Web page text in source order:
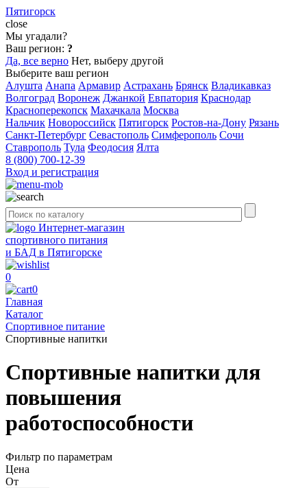
Пятигорск
close
Мы угадали?
Ваш регион: ?
Да, все верно Нет, выберу другой
Выберите ваш регион
Алушта Анапа Армавир Астрахань Брянск Владикавказ
Волгоград Воронеж Джанкой Евпатория Краснодар
Красноперекопск Махачкала Москва
Нальчик Новороссийск Пятигорск Ростов-на-Дону Рязань
Санкт-Петербург Севастополь Симферополь Сочи
Ставрополь Тула Феодосия Ялта
8 (800) 700-12-39
Вход и регистрация
Интернет-магазин
спортивного питания
и БАД в Пятигорске
0
0
Главная
Каталог
Спортивное питание
Спортивные напитки
Спортивные напитки для
повышения
работоспособности
Фильтр по параметрам
Цена
От